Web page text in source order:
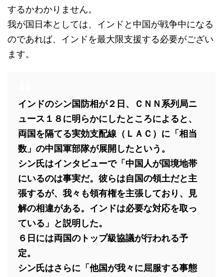
するかわかりません。
我が国日本としては、インドと中国が戦争中になる
のであれば、インドを最大限支援する必要がござい
ます。
インドのシン国防相が２日、ＣＮＮ系列局ニ
ュース１８に明らかにしたところによると、
両国を隔てる実効支配線（ＬＡＣ）に「相当
数」の中国軍部隊が展開したという。
シン氏はインタビューで「中国人が国境地帯
にいるのは事実だ。彼らは自国の領土だと主
張するが、我々も領有権を主張しており、見
解の相違がある。インドは必要な対応を取っ
ている」と説明した。
６日には両国のトップ級協議が行われる予
定。
シン氏はさらに「他国が我々に屈服する事態